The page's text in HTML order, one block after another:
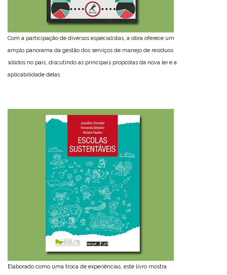
Com a participação de diversos especialistas, a obra oferece um
amplo panorama da gestão dos serviços de manejo de resíduos
sólidos no país, discutindo as principais propostas da nova lei e a
aplicabilidade delas.
Elaborado como uma troca de experiências, este livro mostra